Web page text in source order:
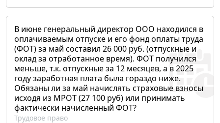
В июне генеральный директор ООО находился в
оплачиваемым отпуске и его фонд оплаты труда
(ФОТ) за май составил 26 000 руб. (отпускные и
оклад за отработанное время). ФОТ получился
меньше, т.к. отпускные за 12 месяцев, а в 2025
году заработная плата была гораздо ниже.
Обязаны ли за май начислять страховые взносы
исходя из МРОТ (27 100 руб) или принимать
фактически начисленный ФОТ?
Трудовое право